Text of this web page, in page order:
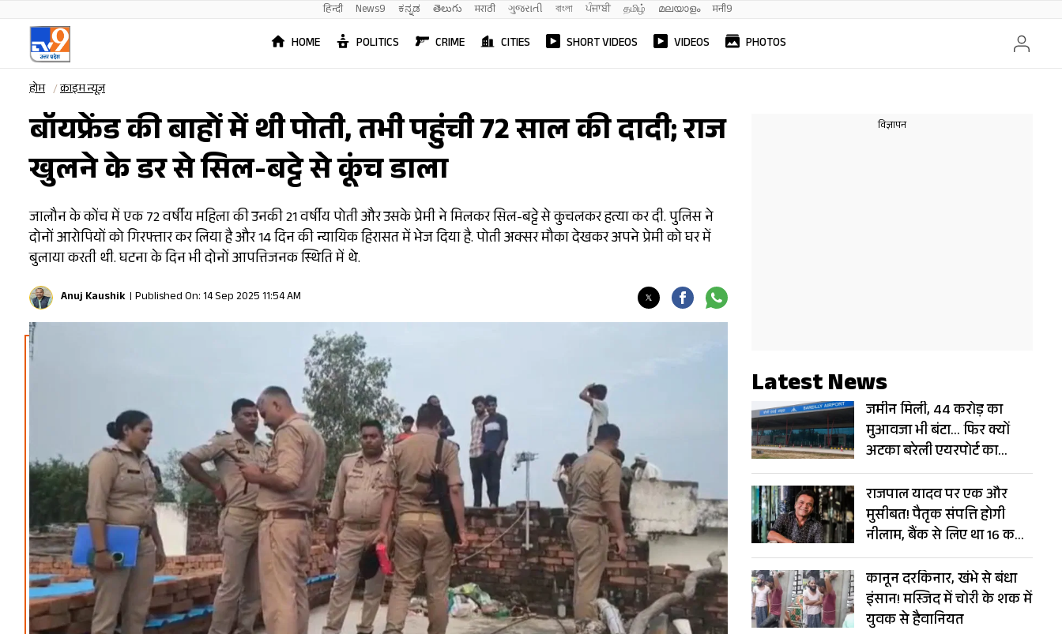
हिन्दी News9 ಕನ್ನಡ తెలుగు मराठी ગુજરાતી বাংলা ਪੰਜਾਬੀ தமிழ் മലയാളം मनी9
HOME POLITICS CRIME CITIES SHORT VIDEOS VIDEOS PHOTOS
होम क्राइम न्यूज़
बॉयफ्रेंड की बाहों में थी पोती, तभी पहुंची 72 साल की दादी; राज
खुलने के डर से सिल-बट्टे से कूंच डाला
जालौन के कोंच में एक 72 वर्षीय महिला की उनकी 21 वर्षीय पोती और उसके प्रेमी ने मिलकर सिल-बट्टे से कुचलकर हत्या कर दी. पुलिस ने
दोनों आरोपियों को गिरफ्तार कर लिया है और 14 दिन की न्यायिक हिरासत में भेज दिया है. पोती अक्सर मौका देखकर अपने प्रेमी को घर में
बुलाया करती थी. घटना के दिन भी दोनों आपत्तिजनक स्थिति में थे.
Anuj Kaushik Published On: 14 Sep 2025 11:54 AM
Latest News
जमीन मिली, 44 करोड़ का
मुआवजा भी बंटा… फिर क्यों
अटका बरेली एयरपोर्ट का
विस्तार?
राजपाल यादव पर एक और
मुसीबत! पैतृक संपत्ति होगी
नीलाम, बैंक से लिए था 16 करोड़
का लोन
कानून दरकिनार, खंभे से बंधा
इंसान! मस्जिद में चोरी के शक में
युवक से हैवानियत